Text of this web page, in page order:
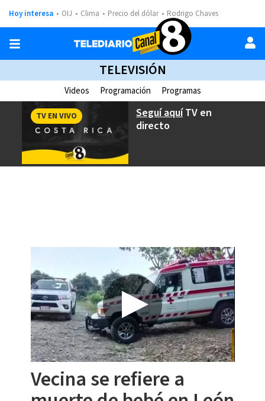
Hoy interesa OIJ Clima Precio del dólar Rodrigo Chaves
TELEVISIÓN
Videos Programación Programas
Seguí aquíTV en
directo
TV EN VIVO
Vecina se refiere a